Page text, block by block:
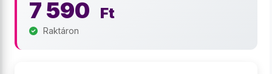
7 590 Ft
Raktáron